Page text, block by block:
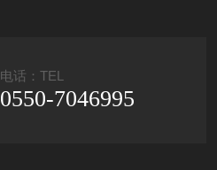
电话：TEL
0550-7046995